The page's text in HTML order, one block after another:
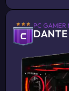
PC GAMER
DANTE